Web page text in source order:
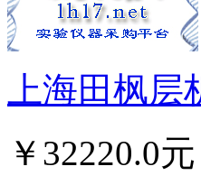
上海田枫
￥32220.0元